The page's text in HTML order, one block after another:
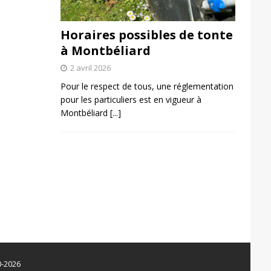
Horaires possibles de tonte
à Montbéliard
2 avril 2026
Pour le respect de tous, une réglementation
pour les particuliers est en vigueur à
Montbéliard [...]
2026